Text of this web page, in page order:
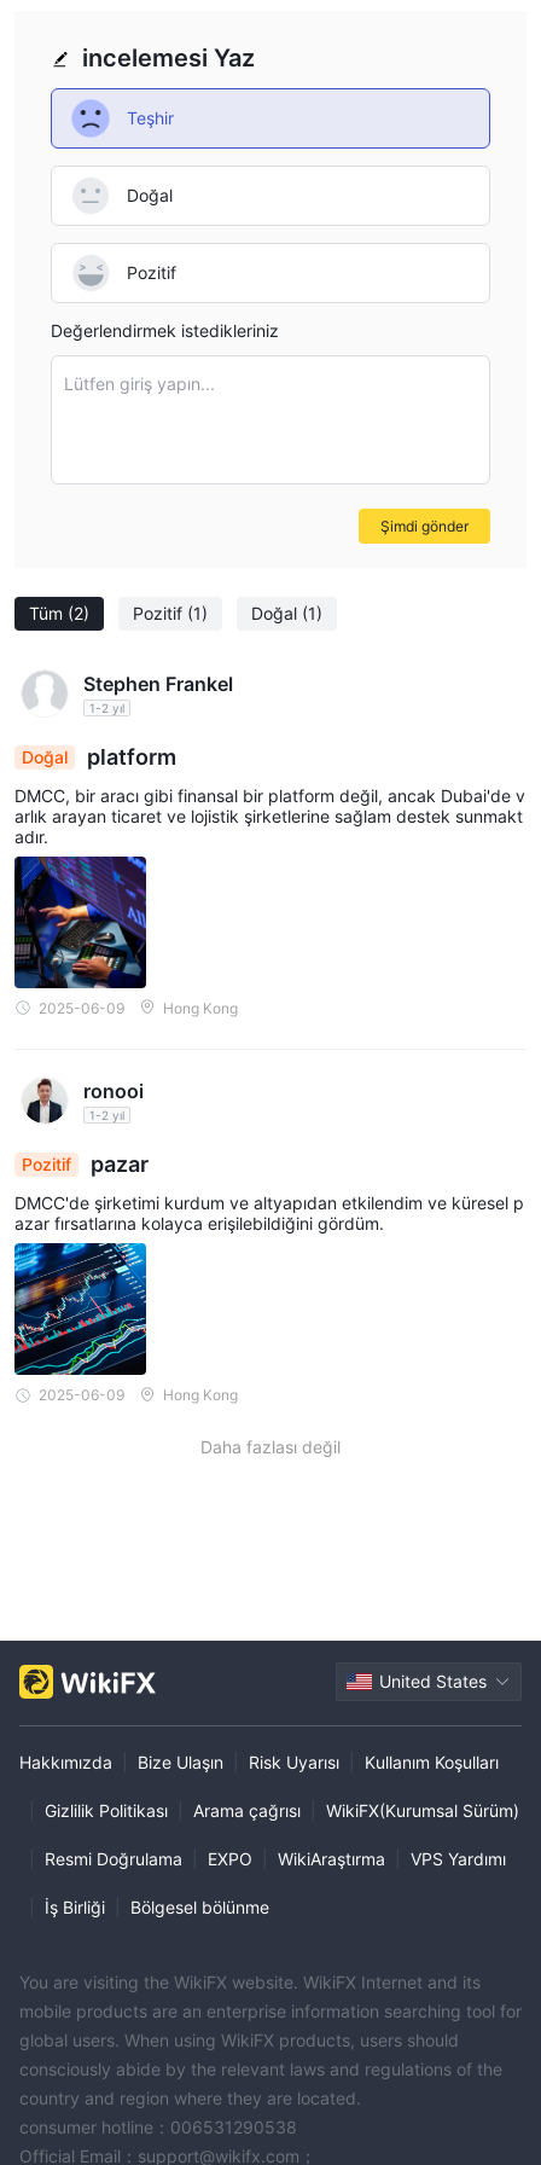
financial services.
Tüm (2) Pozitif (1) Doğal (1)
Stephen Frankel
1-2 yıl
Doğal platform
DMCC, bir aracı gibi finansal bir platform değil, ancak Dubai'de v
arlık arayan ticaret ve lojistik şirketlerine sağlam destek sunmakt
adır.
2025-06-09 Hong Kong
ronooi
1-2 yıl
Pozitif pazar
DMCC'de şirketimi kurdum ve altyapıdan etkilendim ve küresel p
azar fırsatlarına kolayca erişilebildiğini gördüm.
2025-06-09 Hong Kong
Daha fazlası değil
incelemesi Yaz
Teşhir
Doğal
Pozitif
Değerlendirmek istedikleriniz
Lütfen giriş yapın...
Şimdi gönder
United States
Hakkımızda Bize Ulaşın Risk Uyarısı Kullanım Koşulları
Gizlilik Politikası Arama çağrısı WikiFX(Kurumsal Sürüm)
Resmi Doğrulama EXPO WikiAraştırma VPS Yardımı
İş Birliği Bölgesel bölünme
You are visiting the WikiFX website. WikiFX Internet and its
mobile products are an enterprise information searching tool for
global users. When using WikiFX products, users should
consciously abide by the relevant laws and regulations of the
country and region where they are located.
consumer hotline：006531290538
Official Email：support@wikifx.com；